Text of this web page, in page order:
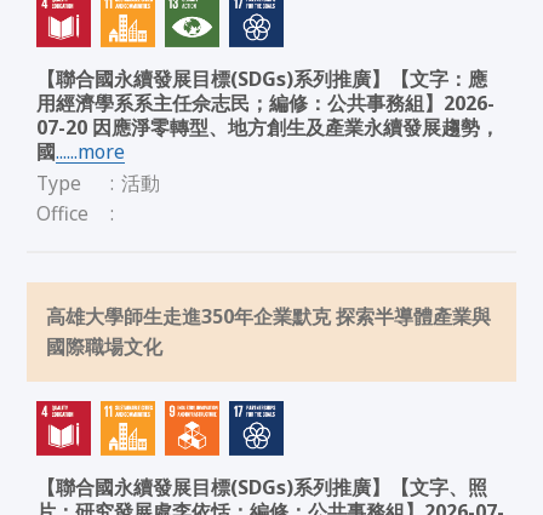
【聯合國永續發展目標(SDGs)系列推廣】【文字：應
用經濟學系系主任佘志民；編修：公共事務組】2026-
07-20 因應淨零轉型、地方創生及產業永續發展趨勢，
國......more
Type
: 活動
Office
:
高雄大學師生走進350年企業默克 探索半導體產業與
國際職場文化
【聯合國永續發展目標(SDGs)系列推廣】【文字、照